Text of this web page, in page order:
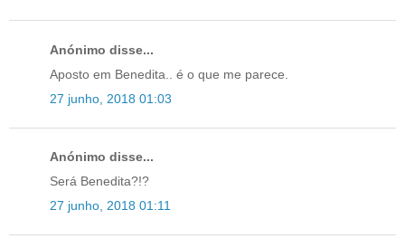
Anónimo disse...
Aposto em Benedita.. é o que me parece.
27 junho, 2018 01:03
Anónimo disse...
Será Benedita?!?
27 junho, 2018 01:11